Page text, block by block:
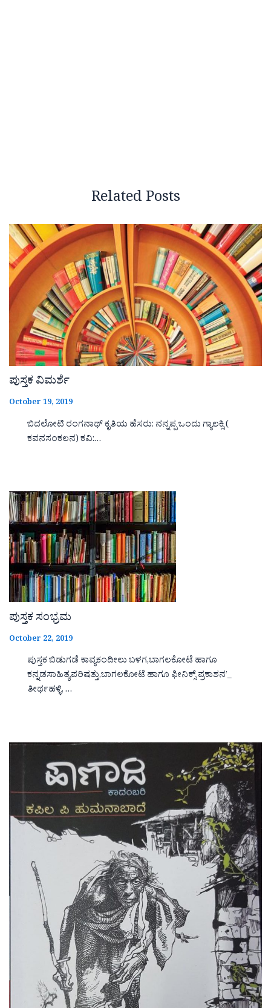
Related Posts
ಪುಸ್ತಕ ವಿಮರ್ಶೆ
October 19, 2019
ಬಿದಲೋಟಿ ರಂಗನಾಥ್ ಕೃತಿಯ ಹೆಸರು: ನನ್ನಪ್ಪ ಒಂದು ಗ್ಯಾಲಕ್ಸಿ (
ಕವನಸಂಕಲನ) ಕವಿ:…
ಪುಸ್ತಕ ಸಂಭ್ರಮ
October 22, 2019
ಪುಸ್ತಕ ಬಿಡುಗಡೆ ಕಾವ್ಯಕಂದೀಲು ಬಳಗ,ಬಾಗಲಕೋಟೆ ಹಾಗೂ
ಕನ್ನಡಸಾಹಿತ್ಯಪರಿಷತ್ತು,ಬಾಗಲಕೋಟೆ ಹಾಗೂ ಫೀನಿಕ್ಸ್ ಪ್ರಕಾಶನ’_
ತೀರ್ಥಹಳ್ಳಿ, …